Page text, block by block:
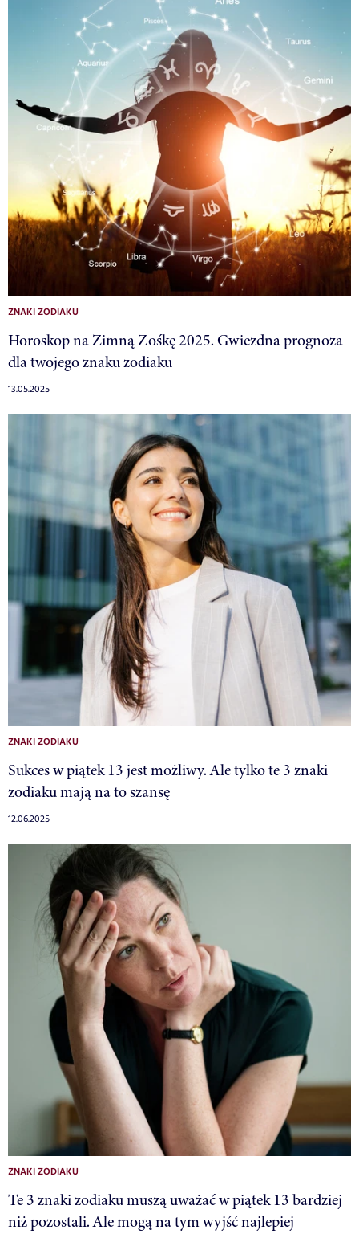
ZNAKI ZODIAKU
Horoskop na Zimną Zośkę 2025. Gwiezdna prognoza
dla twojego znaku zodiaku
13.05.2025
ZNAKI ZODIAKU
Sukces w piątek 13 jest możliwy. Ale tylko te 3 znaki
zodiaku mają na to szansę
12.06.2025
ZNAKI ZODIAKU
Te 3 znaki zodiaku muszą uważać w piątek 13 bardziej
niż pozostali. Ale mogą na tym wyjść najlepiej